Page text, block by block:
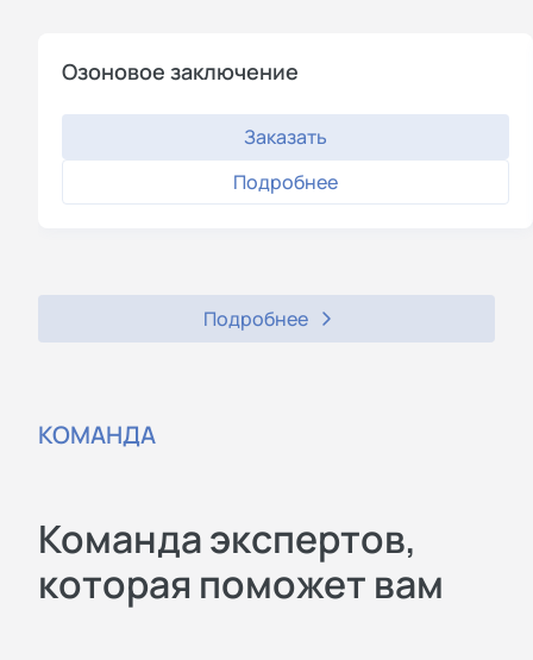
Озоновое заключение
Заказать
Подробнее
Подробнее
КОМАНДА
Команда экспертов,
которая поможет вам